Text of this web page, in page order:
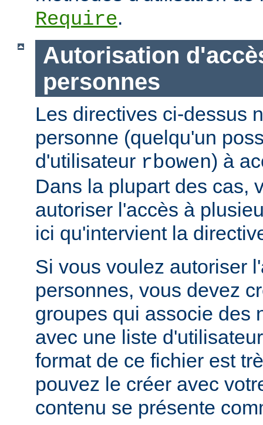
Require.
Autorisation
personnes
Les directives ci-dessus
personne (quelqu'un
d'utilisateur rbowen) à
Dans la plupart des cas,
autoriser l'accès à
ici qu'intervient la
Si vous voulez autoriser
personnes, vous devez
groupes qui associe des
avec une liste
format de ce fichier est
pouvez le créer avec
contenu se présente